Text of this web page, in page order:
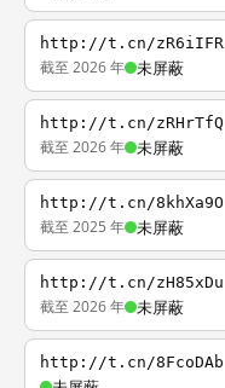
http://t.cn/zR6iIFR
截至 2026 年 未屏蔽
http://t.cn/zRHrTfQ
截至 2026 年 未屏蔽
http://t.cn/8khXa9O
截至 2025 年 未屏蔽
http://t.cn/zH85xDu
截至 2026 年 未屏蔽
http://t.cn/8FcoDAb